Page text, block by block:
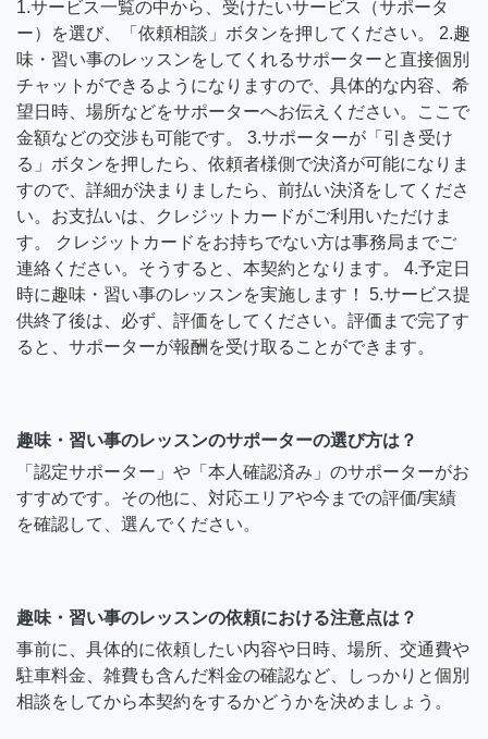
1.サービス一覧の中から、受けたいサービス（サポータ
ー）を選び、「依頼相談」ボタンを押してください。 2.趣
味・習い事のレッスンをしてくれるサポーターと直接個別
チャットができるようになりますので、具体的な内容、希
望日時、場所などをサポーターへお伝えください。ここで
金額などの交渉も可能です。 3.サポーターが「引き受け
る」ボタンを押したら、依頼者様側で決済が可能になりま
すので、詳細が決まりましたら、前払い決済をしてくださ
い。お支払いは、クレジットカードがご利用いただけま
す。 クレジットカードをお持ちでない方は事務局までご
連絡ください。そうすると、本契約となります。 4.予定日
時に趣味・習い事のレッスンを実施します！ 5.サービス提
供終了後は、必ず、評価をしてください。評価まで完了す
ると、サポーターが報酬を受け取ることができます。
趣味・習い事のレッスンのサポーターの選び方は？
「認定サポーター」や「本人確認済み」のサポーターがお
すすめです。その他に、対応エリアや今までの評価/実績
を確認して、選んでください。
趣味・習い事のレッスンの依頼における注意点は？
事前に、具体的に依頼したい内容や日時、場所、交通費や
駐車料金、雑費も含んだ料金の確認など、しっかりと個別
相談をしてから本契約をするかどうかを決めましょう。